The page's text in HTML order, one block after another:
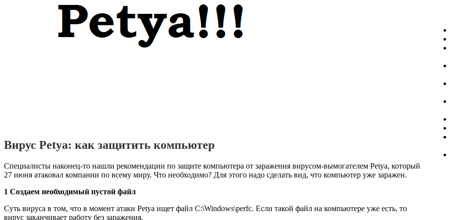
Вирус Petya: как защитить компьютер
Специалисты наконец-то нашли рекомендации по защите компьютера от заражения вирусом-вымогателем Petya, который
27 июня атаковал компании по всему миру. Что необходимо? Для этого надо сделать вид, что компьютер уже заражен.
1 Создаем необходимый пустой файл
Суть вируса в том, что в момент атаки Petya ищет файл C:\Windows\perfc. Если такой файл на компьютере уже есть, то
вирус заканчивает работу без заражения.